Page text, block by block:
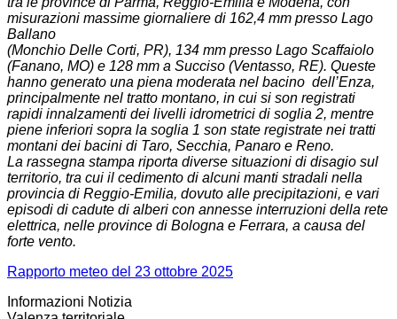
misurazioni massime giornaliere di 162,4 mm presso Lago
Ballano
(Monchio Delle Corti, PR), 134 mm presso Lago Scaffaiolo
(Fanano, MO) e 128 mm a Succiso (Ventasso, RE). Queste
hanno generato una piena moderata nel bacino dell’Enza,
principalmente nel tratto montano, in cui si son registrati
rapidi innalzamenti dei livelli idrometrici di soglia 2, mentre
piene inferiori sopra la soglia 1 son state registrate nei tratti
montani dei bacini di Taro, Secchia, Panaro e Reno.
La rassegna stampa riporta diverse situazioni di disagio sul
territorio, tra cui il cedimento di alcuni manti stradali nella
provincia di Reggio-Emilia, dovuto alle precipitazioni, e vari
episodi di cadute di alberi con annesse interruzioni della rete
elettrica, nelle province di Bologna e Ferrara, a causa del
forte vento.
Rapporto meteo del 23 ottobre 2025
Informazioni Notizia